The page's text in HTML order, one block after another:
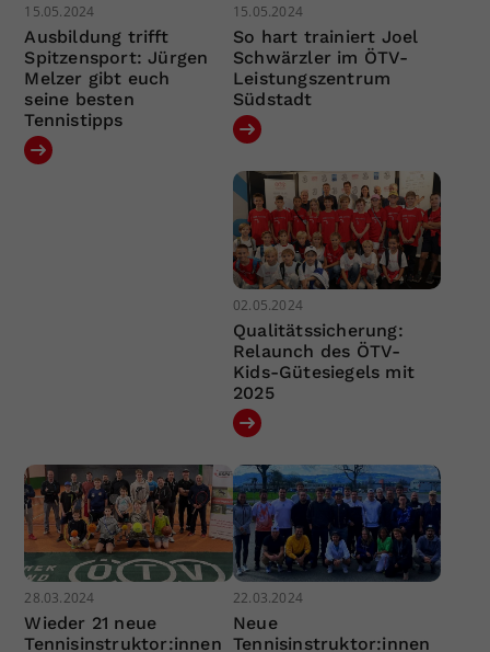
15.05.2024
Ausbildung trifft
Spitzensport: Jürgen
Melzer gibt euch
seine besten
Tennistipps
15.05.2024
So hart trainiert Joel
Schwärzler im ÖTV-
Leistungszentrum
Südstadt
02.05.2024
Qualitätssicherung:
Relaunch des ÖTV-
Kids-Gütesiegels mit
2025
28.03.2024
Wieder 21 neue
Tennisinstruktor:innen
22.03.2024
Neue
Tennisinstruktor:innen